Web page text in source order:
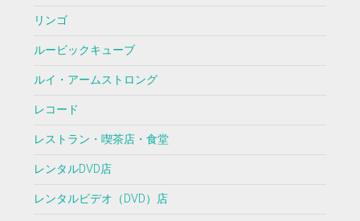
リンゴ
ルービックキューブ
ルイ・アームストロング
レコード
レストラン・喫茶店・食堂
レンタルDVD店
レンタルビデオ（DVD）店